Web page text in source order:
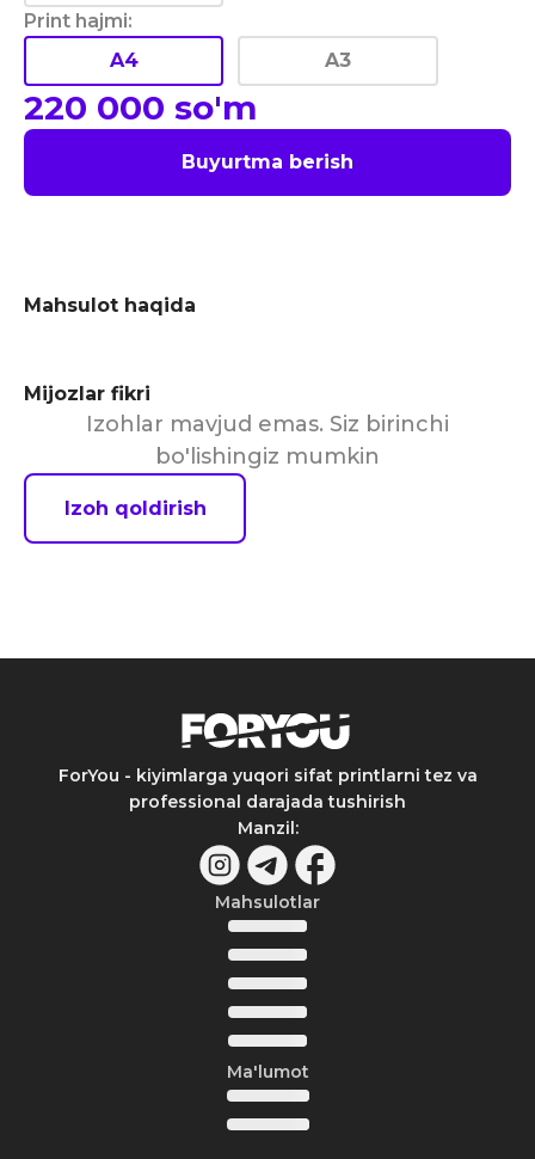
Print hajmi:
A4
A3
220 000 so'm
Buyurtma berish
Mahsulot haqida
Mijozlar fikri
Izohlar mavjud emas. Siz birinchi
bo'lishingiz mumkin
Izoh qoldirish
ForYou - kiyimlarga yuqori sifat printlarni tez va
professional darajada tushirish
Manzil:
Mahsulotlar
Ma'lumot